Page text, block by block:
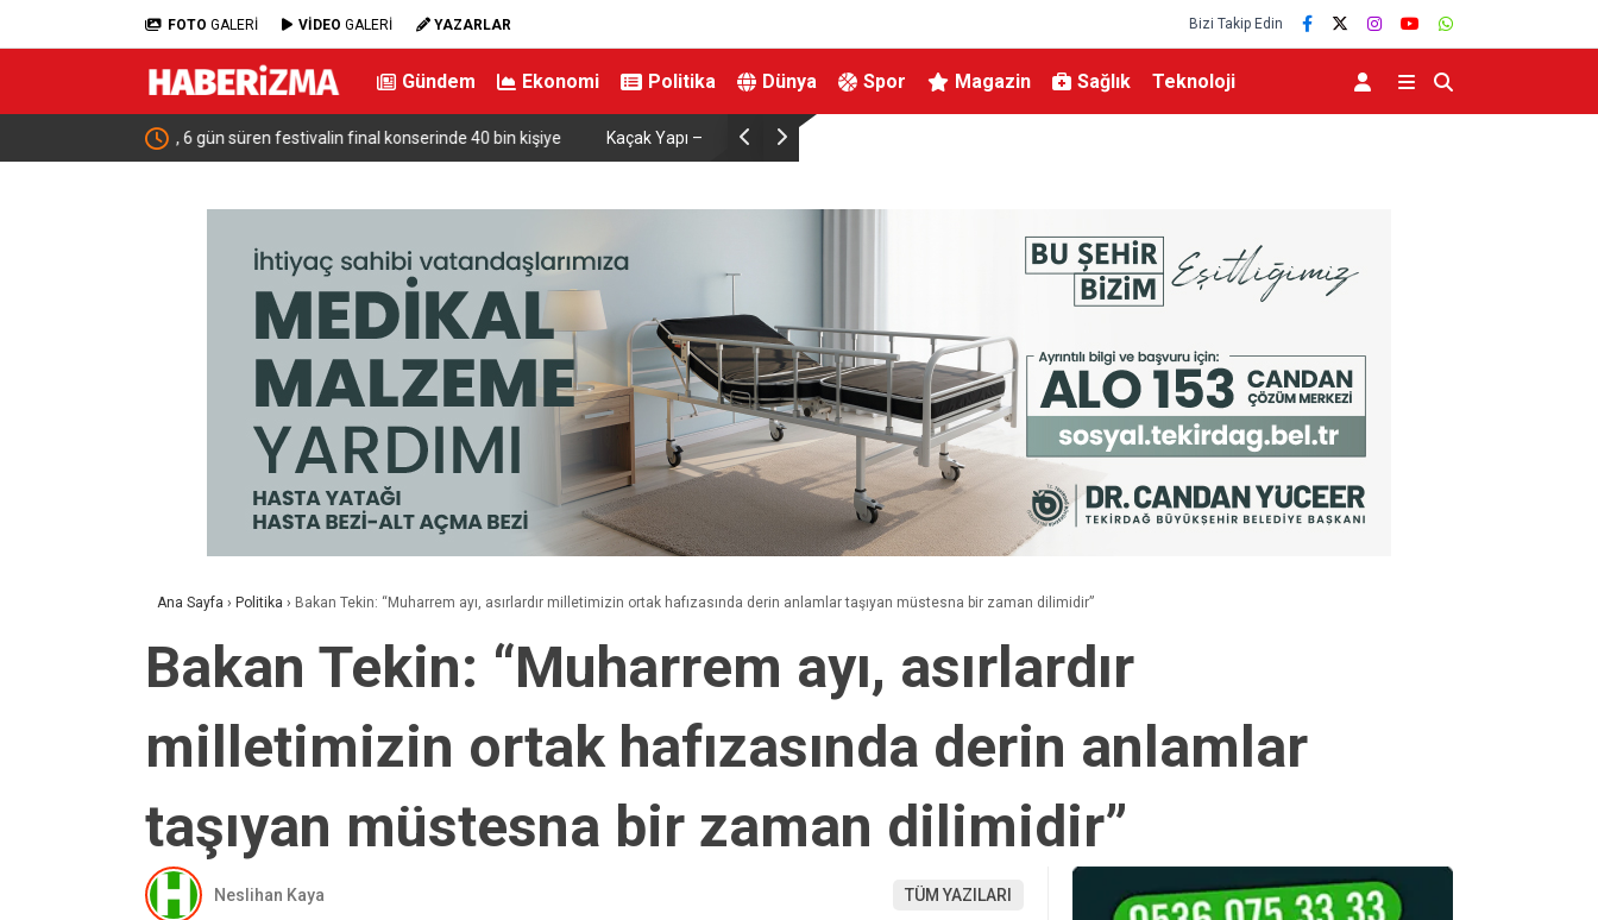
FOTO GALERİ VİDEO GALERİ YAZARLAR Bizi Takip Edin
Gündem Ekonomi Politika Dünya Spor Magazin Sağlık Teknoloji
Kaçak Yapı – Alper Taban… Çalışma ve Sosyal Güvenlik Bakanı Işıkhan Karabük’te Temaslarda
Ana Sayfa › Politika › Bakan Tekin: “Muharrem ayı, asırlardır milletimizin ortak hafızasında derin anlamlar taşıyan müstesna bir zaman dilimidir”
Bakan Tekin: “Muharrem ayı, asırlardır
milletimizin ortak hafızasında derin anlamlar
taşıyan müstesna bir zaman dilimidir”
Neslihan Kaya TÜM YAZILARI